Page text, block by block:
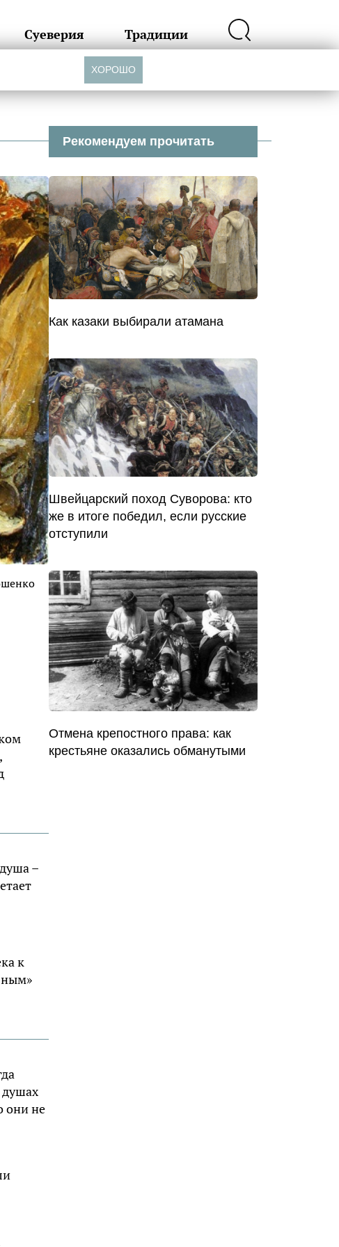
Суеверия Традиции
–
к
душах
они не
Рекомендуем прочитать
Как казаки выбирали атамана
Швейцарский поход Суворова: кто
же в итоге победил, если русские
отступили
Отмена крепостного права: как
крестьяне оказались обманутыми
ХОРОШО